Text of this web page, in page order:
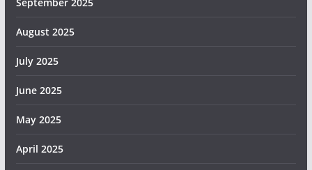
August 2025
July 2025
June 2025
May 2025
April 2025